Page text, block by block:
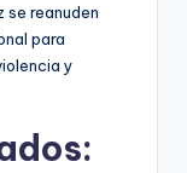
se reanuden
para
y